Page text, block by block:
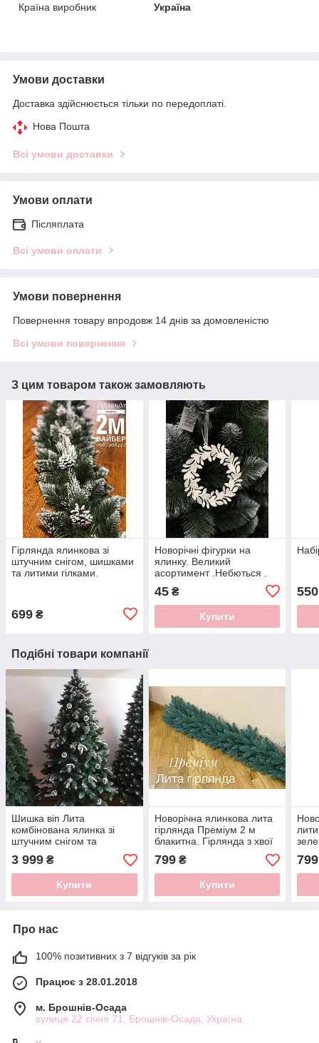
Країна виробник
Україна
Умови доставки
Доставка здійснюється тільки по передоплаті.
Нова Пошта
Всі умови доставки
Умови оплати
Післяплата
Всі умови оплати
Умови повернення
Повернення товару впродовж 14 днів за домовленістю
Всі умови повернення
З цим товаром також замовляють
Гірлянда ялинкова зі
штучним снігом, шишками
та литими гілками.
699 ₴
Новорічні фігурки на
ялинку. Великий
асортимент .Небються .
45₴
Купити
550
Подібні товари компанії
Шишка віп Лита
комбінована ялинка зі
штучним снігом та
шишками. Пишна. Розмір
2.5 м. Акційна ціна.
3 999 ₴
Купити
Новорічна ялинкова лита
гірлянда Преміум 2 м
блакитна. Гірлянда з хвої
799₴
Купити
799
Про нас
100% позитивних з 7 відгуків за рік
Працює з 28.01.2018
м. Брошнів-Осада
вулиця 22 січня 71, Брошнів-Осада, Україна